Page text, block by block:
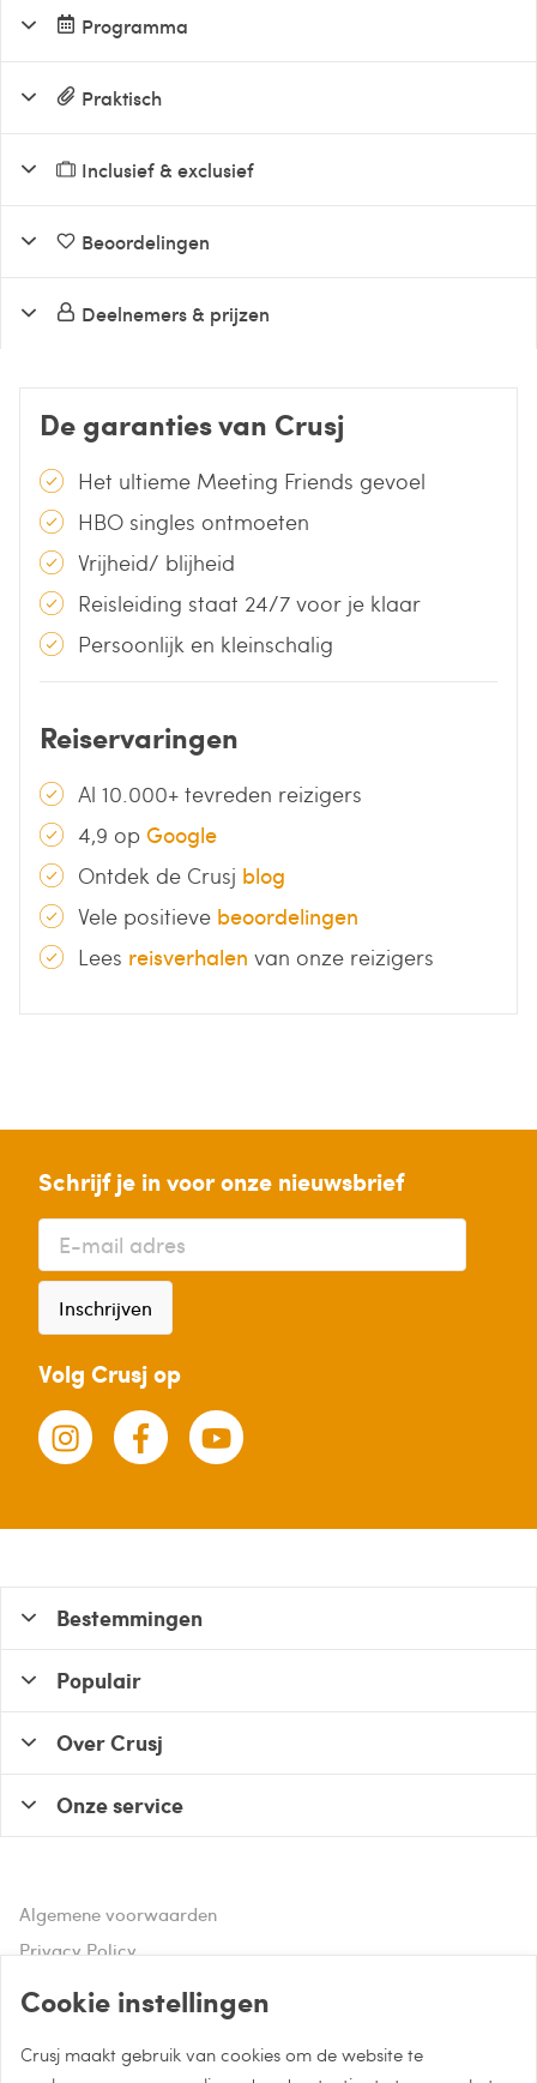
Programma
Praktisch
Inclusief & exclusief
Beoordelingen
Deelnemers & prijzen
De garanties van Crusj
Het ultieme Meeting Friends gevoel
HBO singles ontmoeten
Vrijheid/ blijheid
Reisleiding staat 24/7 voor je klaar
Persoonlijk en kleinschalig
Reiservaringen
Al 10.000+ tevreden reizigers
4,9 op Google
Ontdek de Crusj blog
Vele positieve beoordelingen
Lees reisverhalen van onze reizigers
Schrijf je in voor onze nieuwsbrief
Inschrijven
Volg Crusj op
Hulp of advies nodig?
Bestemmingen
Populair
Over Crusj
Onze service
Algemene voorwaarden
Privacy Policy
Cookie instellingen
Crusj maakt gebruik van cookies om de website te